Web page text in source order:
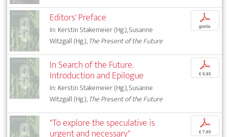
Editors' Preface
In: Kerstin Stakemeier (Hg.), Susanne
Witzgall (Hg.),The Present of the Future
p
gratis
In Search of the Future.
Introduction and Epilogue
In: Kerstin Stakemeier (Hg.), Susanne
Witzgall (Hg.),The Present of the Future
p
€ 9,95
"To explore the speculative is
urgent and necessary"
p
€ 7,95